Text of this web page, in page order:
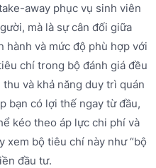
away phục vụ sinh viên
mà là sự cân đối giữa
hành và mức độ phù hợp với
chí trong bộ đánh giá đều
và khả năng duy trì quán
bạn có lợi thế ngay từ đầu,
kéo theo áp lực chi phí và
xem bộ tiêu chí này như “bộ
đầu tư.